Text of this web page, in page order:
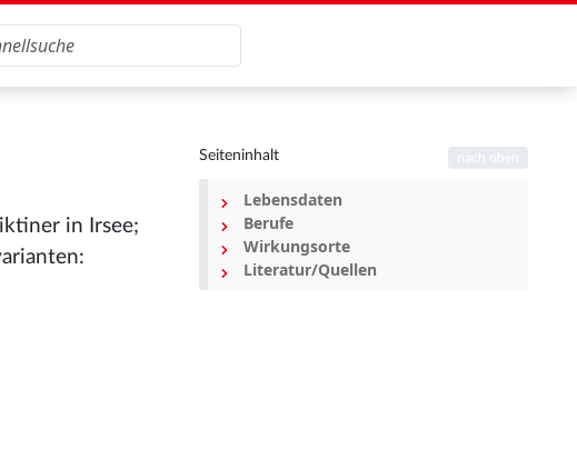
in Irsee;
Seiteninhalt
Lebensdaten
Berufe
Wirkungsorte
Literatur/Quellen